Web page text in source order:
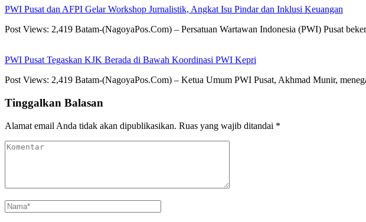
PWI Pusat dan AFPI Gelar Workshop Jurnalistik, Angkat Isu Pindar dan Inklusi Keuangan
Post Views: 2,419 Batam-(NagoyaPos.Com) – Persatuan Wartawan Indonesia (PWI) Pusat
PWI Pusat Tegaskan KJK Berada di Bawah Koordinasi PWI Kepri
Post Views: 2,419 Batam-(NagoyaPos.Com) – Ketua Umum PWI Pusat, Akhmad Munir,
Tinggalkan Balasan
Alamat email Anda tidak akan dipublikasikan. Ruas yang wajib ditandai *